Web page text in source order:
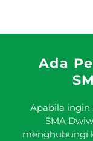
Ada
Apabila
SMA
menghubungi